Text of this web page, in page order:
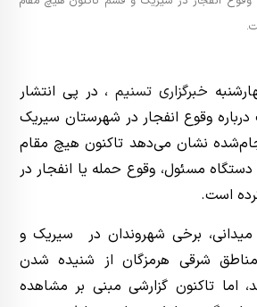
خبرگزاری تسنیم، در پی انتشار
وقوع انفجار در شهرستان سیریک
نشان می‌دهد تاکنون هیچ مقام
مسئول، وقوع حمله یا انفجار در
است.
برخی شهروندان در سیریک و
شرقی هرمزگان از شنیده شدن
اما تاکنون گزارشی مبنی بر مشاهده